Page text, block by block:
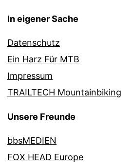
In eigener Sache
Datenschutz
Ein Harz Für MTB
Impressum
TRAILTECH Mountainbiking
Unsere Freunde
bbsMEDIEN
FOX HEAD Europe